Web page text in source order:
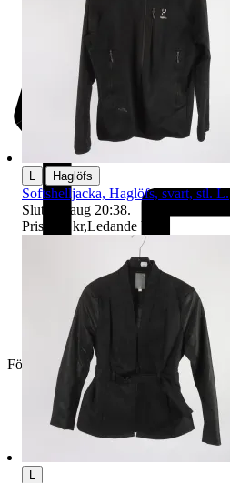
Företag
Haglöfs
Softshelljacka, Haglöfs, svart, stl. L.
Sluttid
9 aug 20:38.
Pris:
210 kr,Ledande bud